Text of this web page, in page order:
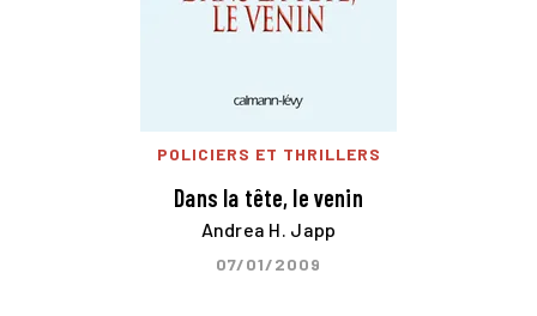
POLICIERS ET THRILLERS
Dans la tête, le venin
Andrea H. Japp
07/01/2009